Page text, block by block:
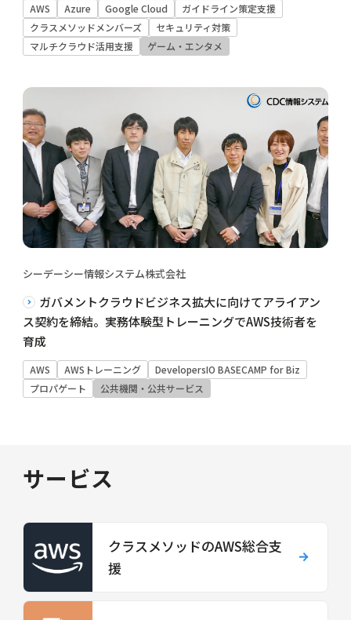
AWS Azure Google Cloud
ガイドライン策定支援
クラスメソッドメンバーズ
セキュリティ対策
マルチクラウド活用支援
ゲーム・エンタメ
シーデーシー情報システム株式会社
ガバメントクラウドビジネス拡大に向けてアライアン
ス契約を締結。実務体験型トレーニングでAWS技術者を
育成
AWS AWSトレーニング
DevelopersIO BASECAMP for Biz
プロパゲート
公共機関・公共サービス
サービス
クラスメソッドのAWS総合支
援